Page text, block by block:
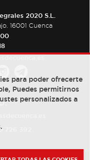
2020 S.L.
16001 Cuenca
726 392
para poder ofrecerte
Puedes permitirnos
personalizados a
.